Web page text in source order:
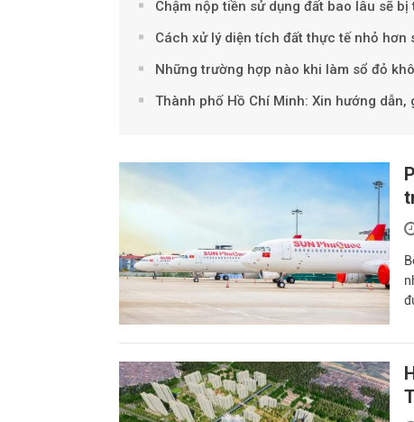
Chậm nộp tiền sử dụng đất bao lâu sẽ bị
Cách xử lý diện tích đất thực tế nhỏ hơn
Những trường hợp nào khi làm sổ đỏ
Thành phố Hồ Chí Minh: Xin hướng